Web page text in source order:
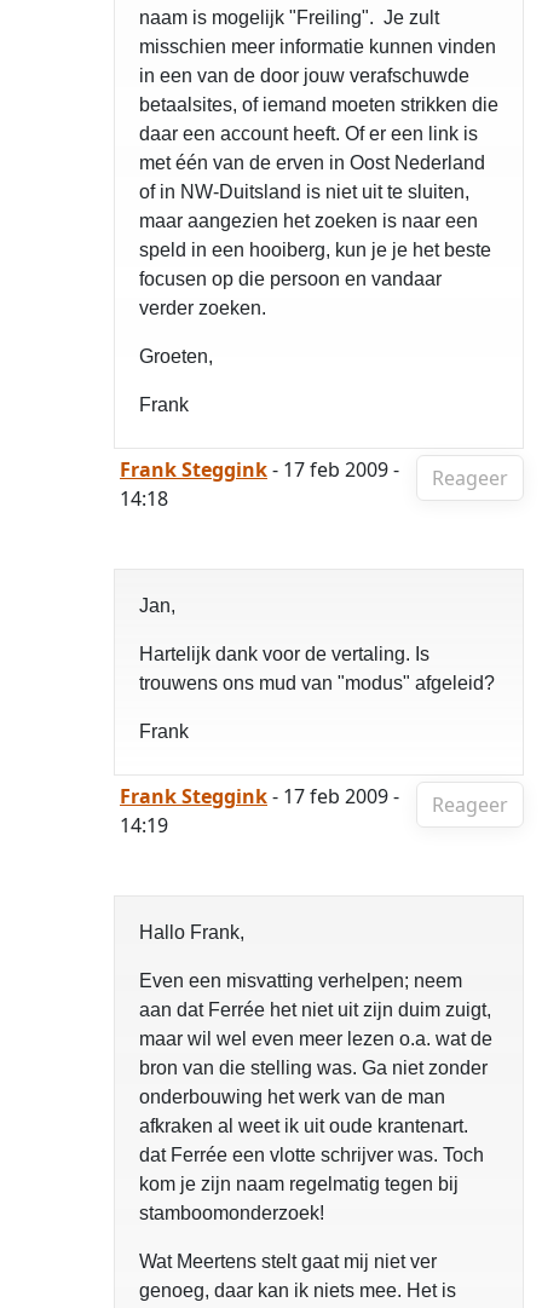
naam is mogelijk "Freiling". Je zult
misschien meer informatie kunnen vinden
in een van de door jouw verafschuwde
betaalsites, of iemand moeten strikken die
daar een account heeft. Of er een link is
met één van de erven in Oost Nederland
of in NW-Duitsland is niet uit te sluiten,
maar aangezien het zoeken is naar een
speld in een hooiberg, kun je je het beste
focusen op die persoon en vandaar
verder zoeken.
Groeten,
Frank
Reageer
Frank Steggink- 17 feb 2009 -
14:18
Jan,
Hartelijk dank voor de vertaling. Is
trouwens ons mud van "modus" afgeleid?
Frank
Reageer
Frank Steggink- 17 feb 2009 -
14:19
Hallo Frank,
Even een misvatting verhelpen; neem
aan dat Ferrée het niet uit zijn duim zuigt,
maar wil wel even meer lezen o.a. wat de
bron van die stelling was. Ga niet zonder
onderbouwing het werk van de man
afkraken al weet ik uit oude krantenart.
dat Ferrée een vlotte schrijver was. Toch
kom je zijn naam regelmatig tegen bij
stamboomonderzoek!
Wat Meertens stelt gaat mij niet ver
genoeg, daar kan ik niets mee. Het is